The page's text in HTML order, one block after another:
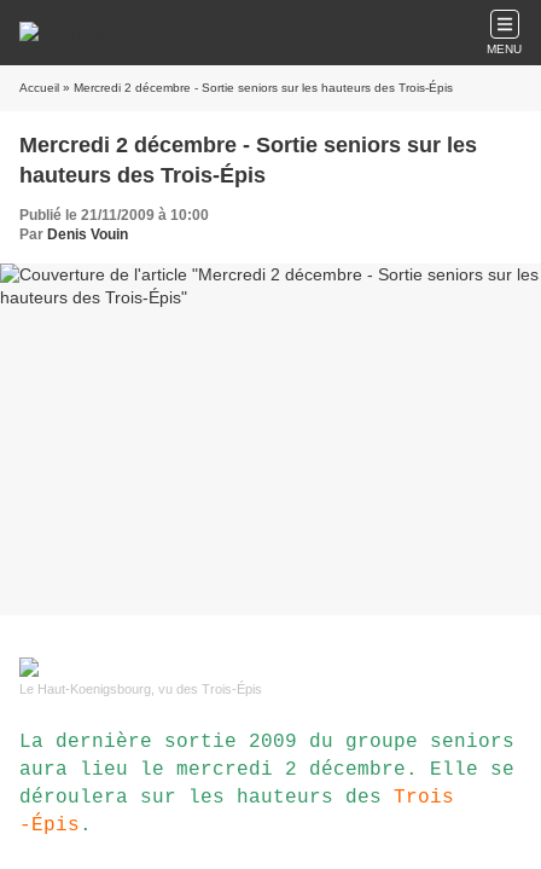
MENU
Accueil » Mercredi 2 décembre - Sortie seniors sur les hauteurs des Trois-Épis
Mercredi 2 décembre - Sortie seniors sur les
hauteurs des Trois-Épis
Publié le 21/11/2009 à 10:00
Par Denis Vouin
Le Haut-Koenigsbourg, vu des Trois-Épis
La dernière sortie 2009 du groupe seniors
aura lieu le mercredi 2 décembre. Elle se
déroulera sur les hauteurs des Trois
-Épis .